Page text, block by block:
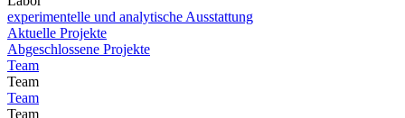
experimentelle und analytische Ausstattung
Aktuelle Projekte
Abgeschlossene Projekte
Team
Team
Team
Team